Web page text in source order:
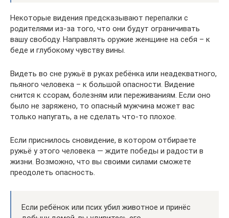
Некоторые видения предсказывают перепалки с
родителями из-за того, что они будут ограничивать
вашу свободу. Направлять оружие женщине на себя – к
беде и глубокому чувству вины.
Видеть во сне ружьё в руках ребёнка или неадекватного,
пьяного человека – к большой опасности. Видение
снится к ссорам, болезням или переживаниям. Если оно
было не заряжено, то опасный мужчина может вас
только напугать, а не сделать что-то плохое.
Если приснилось сновидение, в котором отбираете
ружьё у этого человека — ждите победы и радости в
жизни. Возможно, что вы своими силами сможете
преодолеть опасность.
Если ребёнок или псих убил животное и принёс